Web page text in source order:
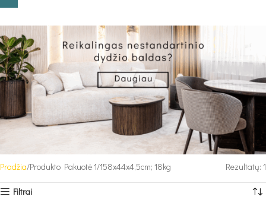
Pradžia Produkto Pakuotė 1 158x44x4,5cm; 18kg Rezultatų: 1
Filtrai